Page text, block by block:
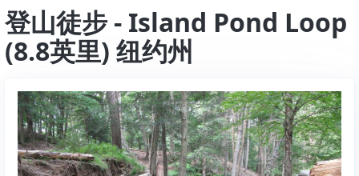
登山徒步 - Island Pond Loop
(8.8英里) 纽约州